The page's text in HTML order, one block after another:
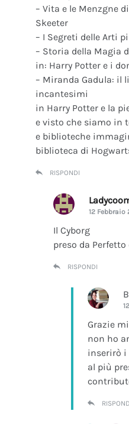
– Vita e le Menzgne
Skeeter
– I Segreti delle Arti
– Storia della Magia
in: Harry Potter e i
– Miranda Gadula: il
incantesimi
in Harry Potter e la
e visto che siamo in
e biblioteche
biblioteca di
RISPONDI
12 Febbraio
Il Cyborg
preso da Perfetto
RISPONDI
Grazie
non ho
inserirò i
al più